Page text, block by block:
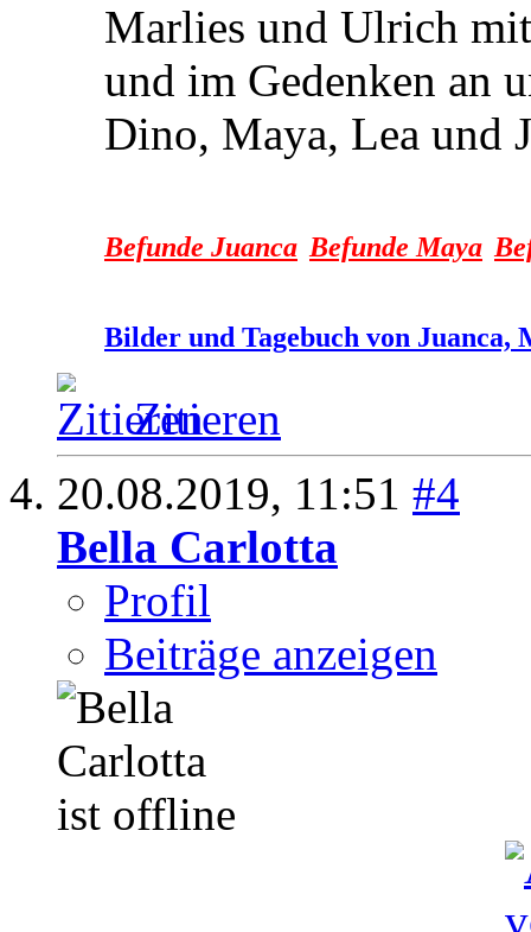
Marlies und Ulrich
und im Gedenken an
Dino, Maya, Lea und
Befunde Juanca Befunde Maya
Bilder und Tagebuch von Juanca,
Zitieren
20.08.2019, 11:51 #4
Bella Carlotta
Profil
Beiträge anzeigen